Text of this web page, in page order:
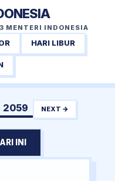
MENTERI INDONESIA
HARI LIBUR
2059 NEXT →
INI